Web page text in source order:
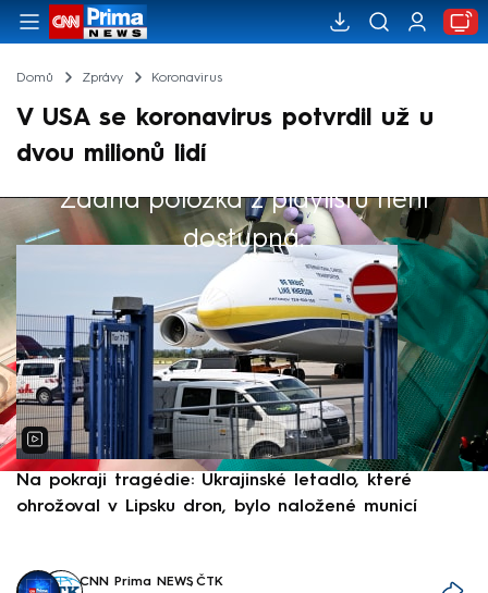
Domů Zprávy Koronavirus
V USA se koronavirus potvrdil už u
dvou milionů lidí
Žádná položka z playlistu není
dostupná.
Výběr redakce
Na pokraji tragédie: Ukrajinské letadlo, které
ohrožoval v Lipsku dron, bylo naložené municí
CNN Prima NEWS, ČTK